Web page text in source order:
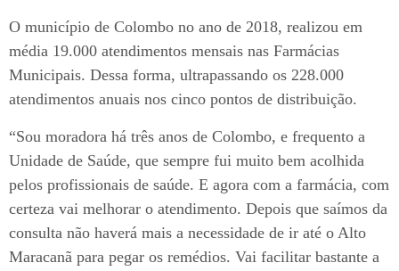
O município de Colombo no ano de 2018, realizou em
média 19.000 atendimentos mensais nas Farmácias
Municipais. Dessa forma, ultrapassando os 228.000
atendimentos anuais nos cinco pontos de distribuição.
“Sou moradora há três anos de Colombo, e frequento a
Unidade de Saúde, que sempre fui muito bem acolhida
pelos profissionais de saúde. E agora com a farmácia, com
certeza vai melhorar o atendimento. Depois que saímos da
consulta não haverá mais a necessidade de ir até o Alto
Maracanã para pegar os remédios. Vai facilitar bastante a